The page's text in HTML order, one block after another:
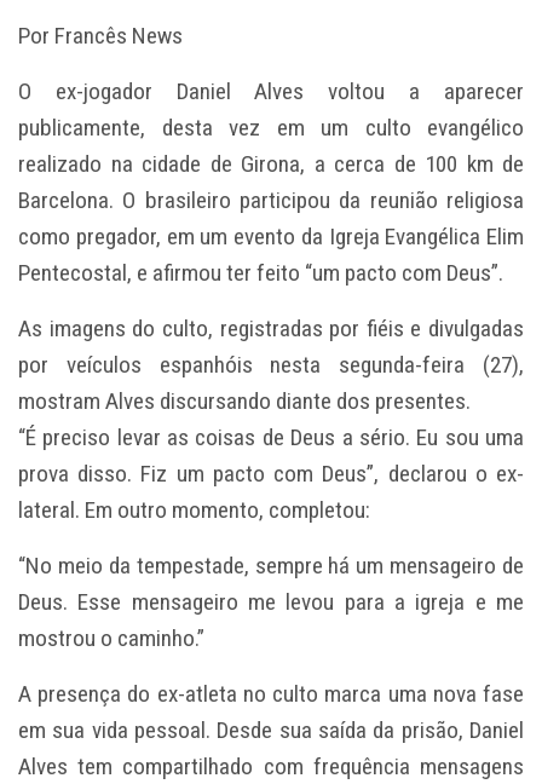
Por Francês News
O ex-jogador Daniel Alves voltou a aparecer
publicamente, desta vez em um culto evangélico
realizado na cidade de Girona, a cerca de 100 km de
Barcelona. O brasileiro participou da reunião religiosa
como pregador, em um evento da Igreja Evangélica Elim
Pentecostal, e afirmou ter feito “um pacto com Deus”.
As imagens do culto, registradas por fiéis e divulgadas
por veículos espanhóis nesta segunda-feira (27),
mostram Alves discursando diante dos presentes.
“É preciso levar as coisas de Deus a sério. Eu sou uma
prova disso. Fiz um pacto com Deus”, declarou o ex-
lateral. Em outro momento, completou:
“No meio da tempestade, sempre há um mensageiro de
Deus. Esse mensageiro me levou para a igreja e me
mostrou o caminho.”
A presença do ex-atleta no culto marca uma nova fase
em sua vida pessoal. Desde sua saída da prisão, Daniel
Alves tem compartilhado com frequência mensagens